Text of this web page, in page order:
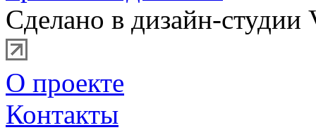
Сделано в дизайн-студии
О проекте
Контакты